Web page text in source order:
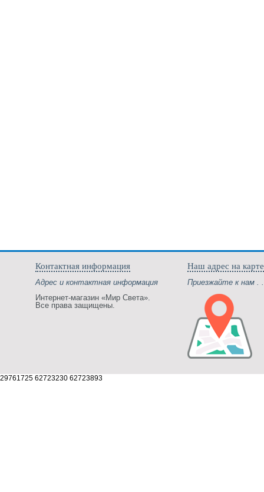
Контактная информация
Адрес и контактная информация
Интернет-магазин «Мир Света».
Все права защищены.
Наш адрес на карте
Приезжайте к нам .
29761725 62723230 62723893